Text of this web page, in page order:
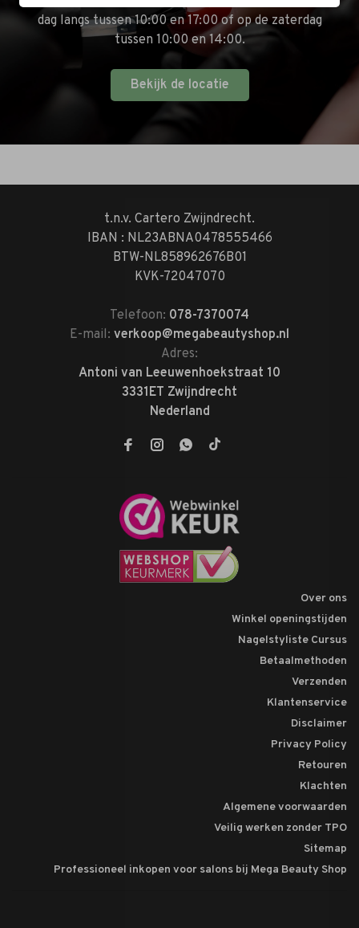
dag langs tussen 10:00 en 17:00 of op de zaterdag
tussen 10:00 en 14:00.
Bekijk de locatie
t.n.v. Cartero Zwijndrecht.
IBAN : NL23ABNA0478555466
BTW-NL858962676B01
KVK-72047070
Telefoon: 078-7370074
E-mail: verkoop@megabeautyshop.nl
Adres:
Antoni van Leeuwenhoekstraat 10
3331ET Zwijndrecht
Nederland
Over ons
Winkel openingstijden
Nagelstyliste Cursus
Betaalmethoden
Verzenden
Klantenservice
Disclaimer
Privacy Policy
Retouren
Klachten
Algemene voorwaarden
Veilig werken zonder TPO
Sitemap
Professioneel inkopen voor salons bij Mega Beauty Shop